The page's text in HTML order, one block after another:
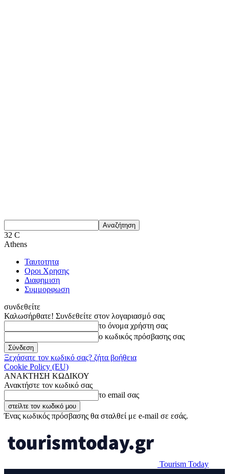
32 C
Athens
Ταυτοτητα
Οροι Χρησης
Διαφημιση
Συμμορφωση
συνδεθείτε
Καλωσήρθατε! Συνδεθείτε στον λογαριασμό σας
το όνομα χρήστη σας
ο κωδικός πρόσβασης σας
Ξεχάσατε τον κωδικό σας? ζήτα βοήθεια
Cookie Policy (EU)
ΑΝΑΚΤΗΣΗ ΚΩΔΙΚΟΥ
Ανακτήστε τον κωδικό σας
το email σας
Ένας κωδικός πρόσβασης θα σταλθεί με e-mail σε εσάς.
Tourism Today